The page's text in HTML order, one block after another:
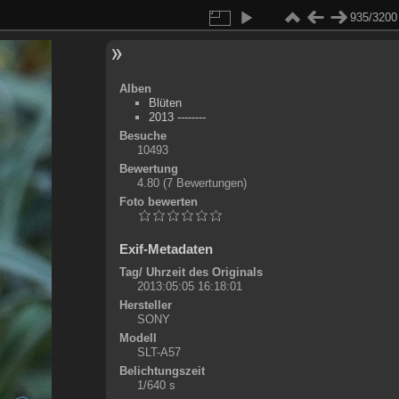
935/3200
Alben
Blüten
2013 --------
Besuche
10493
Bewertung
4.80 (7 Bewertungen)
Foto bewerten
Exif-Metadaten
Tag/ Uhrzeit des Originals
2013:05:05 16:18:01
Hersteller
SONY
Modell
SLT-A57
Belichtungszeit
1/640 s